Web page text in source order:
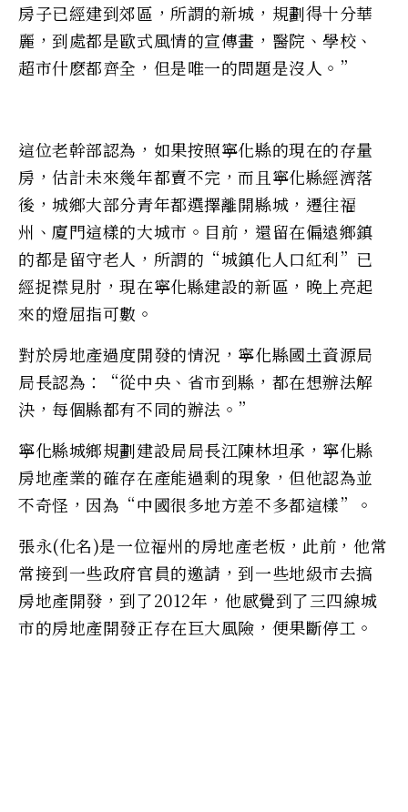
房子已經建到郊區，所謂的新城，規劃得十分華
麗，到處都是歐式風情的宣傳畫，醫院、學校、
超市什麽都齊全，但是唯一的問題是沒人。”
這位老幹部認為，如果按照寧化縣的現在的存量
房，估計未來幾年都賣不完，而且寧化縣經濟落
後，城鄉大部分青年都選擇離開縣城，遷往福
州、廈門這樣的大城市。目前，還留在偏遠鄉鎮
的都是留守老人，所謂的“城鎮化人口紅利”已
經捉襟見肘，現在寧化縣建設的新區，晚上亮起
來的燈屈指可數。
對於房地產過度開發的情況，寧化縣國土資源局
局長認為：“從中央、省市到縣，都在想辦法解
決，每個縣都有不同的辦法。”
寧化縣城鄉規劃建設局局長江陳林坦承，寧化縣
房地產業的確存在產能過剩的現象，但他認為並
不奇怪，因為“中國很多地方差不多都這樣”。
張永(化名)是一位福州的房地產老板，此前，他常
常接到一些政府官員的邀請，到一些地級市去搞
房地產開發，到了2012年，他感覺到了三四線城
市的房地產開發正存在巨大風險，便果斷停工。